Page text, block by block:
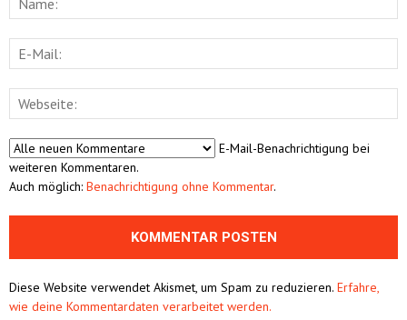
E-Mail-Benachrichtigung bei
weiteren Kommentaren.
Auch möglich: Benachrichtigung ohne Kommentar.
Alternative:
Diese Website verwendet Akismet, um Spam zu reduzieren. Erfahre,
wie deine Kommentardaten verarbeitet werden.